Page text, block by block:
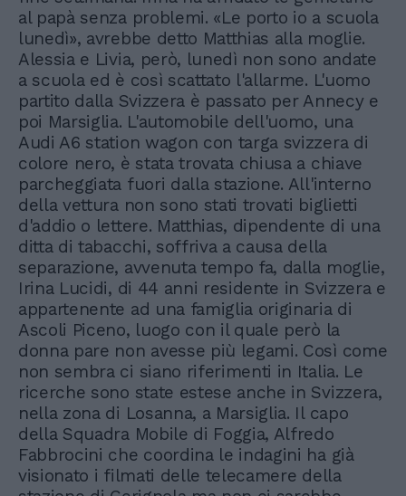
al papà senza problemi. «Le porto io a scuola
lunedì», avrebbe detto Matthias alla moglie.
Alessia e Livia, però, lunedì non sono andate
a scuola ed è così scattato l'allarme. L'uomo
partito dalla Svizzera è passato per Annecy e
poi Marsiglia. L'automobile dell'uomo, una
Audi A6 station wagon con targa svizzera di
colore nero, è stata trovata chiusa a chiave
parcheggiata fuori dalla stazione. All'interno
della vettura non sono stati trovati biglietti
d'addio o lettere. Matthias, dipendente di una
ditta di tabacchi, soffriva a causa della
separazione, avvenuta tempo fa, dalla moglie,
Irina Lucidi, di 44 anni residente in Svizzera e
appartenente ad una famiglia originaria di
Ascoli Piceno, luogo con il quale però la
donna pare non avesse più legami. Così come
non sembra ci siano riferimenti in Italia. Le
ricerche sono state estese anche in Svizzera,
nella zona di Losanna, a Marsiglia. Il capo
della Squadra Mobile di Foggia, Alfredo
Fabbrocini che coordina le indagini ha già
visionato i filmati delle telecamere della